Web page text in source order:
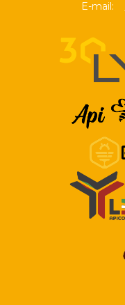
E-mail: